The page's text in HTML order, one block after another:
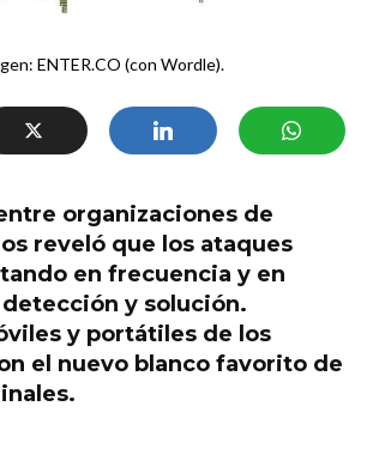
ENTER.CO (con Wordle).
organizaciones de
reveló que los ataques
en frecuencia y en
y solución.
y portátiles de los
el nuevo blanco favorito de